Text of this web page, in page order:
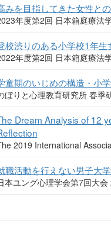
みを目指してきた女性と
年度第2回 日本箱庭療法
校渋りのある小学校1年
年度第2回 日本箱庭療法
童期のいじめの構造・小
ぼりと心理教育研究所 春季
Dream Analysis of 12
2019 International
職活動を行えない男子大
本ユング心理学会第7回大会